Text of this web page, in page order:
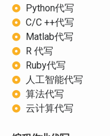
Python代写
C/C ++代写
Matlab代写
R 代写
Ruby代写
人工智能代写
算法代写
云计算代写